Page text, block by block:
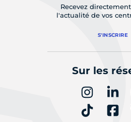
Recevez
l'actualité de vos
S'INSCRIRE
Sur les